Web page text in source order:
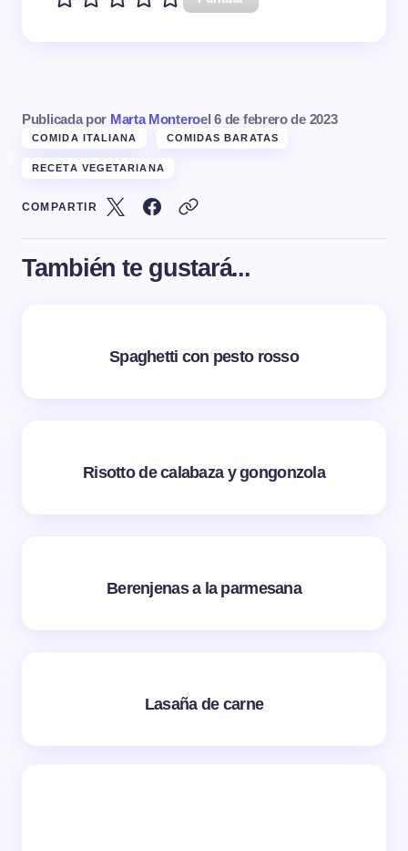
Publicada por Marta Monteroel 6 de febrero de 2023
COMIDA ITALIANA COMIDAS BARATAS
RECETA VEGETARIANA
COMPARTIR
También te gustará...
Spaghetti con pesto rosso
Risotto de calabaza y gongonzola
Berenjenas a la parmesana
Lasaña de carne